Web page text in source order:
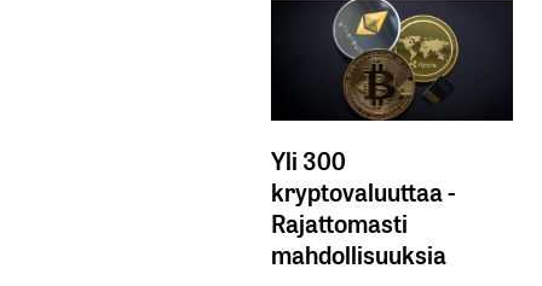
Yli 300
kryptovaluuttaa -
Rajattomasti
mahdollisuuksia